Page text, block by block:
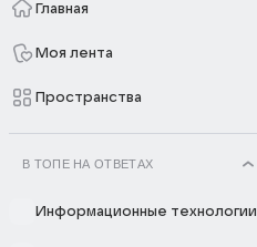
Главная
Моя лента
Пространства
В ТОПЕ НА ОТВЕТАХ
Информационные технологии